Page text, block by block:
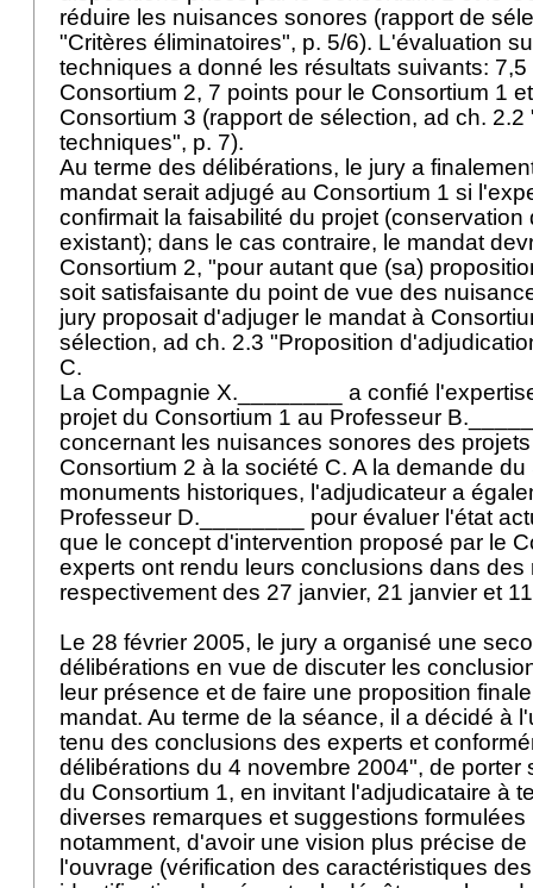
réduire les nuisances sonores (rapport de
"Critères éliminatoires", p. 5/6). L'évaluation
techniques a donné les résultats suivants:
Consortium 2, 7 points pour le Consortium 1
Consortium 3 (rapport de sélection, ad ch. 2.2
techniques", p. 7).
Au terme des délibérations, le jury a
mandat serait adjugé au Consortium 1 si
confirmait la faisabilité du projet (conservation
existant); dans le cas contraire, le mandat
Consortium 2, "pour autant que (sa)
soit satisfaisante du point de vue des
jury proposait d'adjuger le mandat à
sélection, ad ch. 2.3 "Proposition
C.
La Compagnie X.________ a confié
projet du Consortium 1 au Professeur
concernant les nuisances sonores des
Consortium 2 à la société C. A la demande
monuments historiques, l'adjudicateur a
Professeur D.________ pour évaluer l'état
que le concept d'intervention proposé par le
experts ont rendu leurs conclusions dans des
respectivement des 27 janvier, 21 janvier et
Le 28 février 2005, le jury a organisé une
délibérations en vue de discuter les
leur présence et de faire une proposition
mandat. Au terme de la séance, il a décidé à
tenu des conclusions des experts et
délibérations du 4 novembre 2004", de porter
du Consortium 1, en invitant l'adjudicataire à
diverses remarques et suggestions
notamment, d'avoir une vision plus précise
l'ouvrage (vérification des caractéristiques